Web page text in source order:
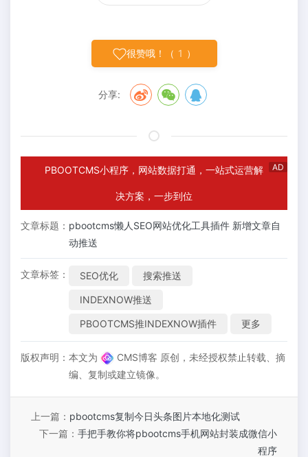
很赞哦！（ 1 ）
分享:
AD
PBOOTCMS小程序，网站数据打通，一站式运营解
决方案，一步到位
文章标题： pbootcms懒人SEO网站优化工具插件 新增文章自
动推送
文章标签： SEO优化 搜索推送
INDEXNOW推送
PBOOTCMS推INDEXNOW插件 更多
版权声明： 本文为
CMS博客 原创，未经授权禁止转载、摘
编、复制或建立镜像。
上一篇： pbootcms复制今日头条图片本地化测试
下一篇： 手把手教你将pbootcms手机网站封装成微信小
程序